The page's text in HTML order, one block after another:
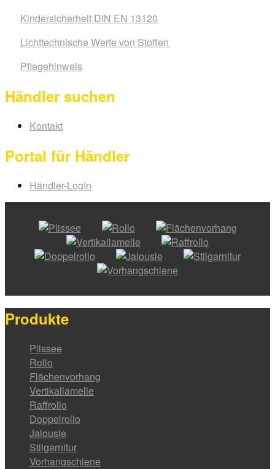
Kindersicherheit DIN EN 13120
Lichttechnische Werte von Stoffen
Pflegehinweis
Händler suchen
Kontakt
Portal für Händler
Händler-LogIn
Produkte
Plissee
Rollo
Flächenvorhang
Vertikallamelle
Raffrollo
Doppelrollo
Jalousie
Stilgarnitur
Vorhangschiene